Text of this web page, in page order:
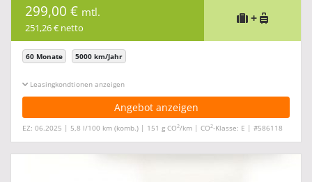
299,00 € mtl.
251,26 € netto
+
60 Monate 5000 km/Jahr
Leasingkonditionen ein-/ausblenden
Angebot anzeigen
EZ: 06.2025 | 5,8 l/100 km (komb.) | 151 g CO2/km | CO2-Klasse: E | #586118